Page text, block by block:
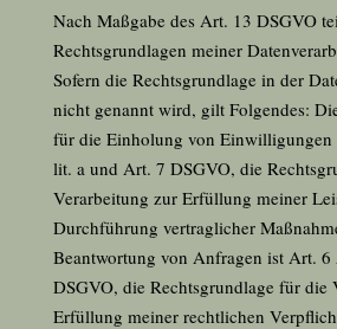
Nach Maßgabe des Art. 13 DSGVO
Rechtsgrundlagen meiner
Sofern die Rechtsgrundlage in der
nicht genannt wird, gilt Folgendes:
für die Einholung von Einwilligungen
lit. a und Art. 7 DSGVO, die
Verarbeitung zur Erfüllung meiner
Durchführung vertraglicher
Beantwortung von Anfragen ist Art. 6
DSGVO, die Rechtsgrundlage für die
Erfüllung meiner rechtlichen